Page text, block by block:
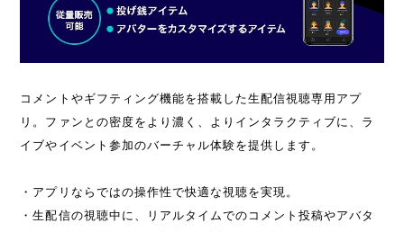
コメントやギフティング機能を搭載した生配信視聴専用アプ
リ。ファンとの密度をより濃く、よりインタラクティブに、ラ
イブやイベント参加のバーチャル体験を提供します。
・アプリならではの操作性で快適な視聴を実現。
・生配信の視聴中に、リアルタイムでのコメント投稿やアバタ